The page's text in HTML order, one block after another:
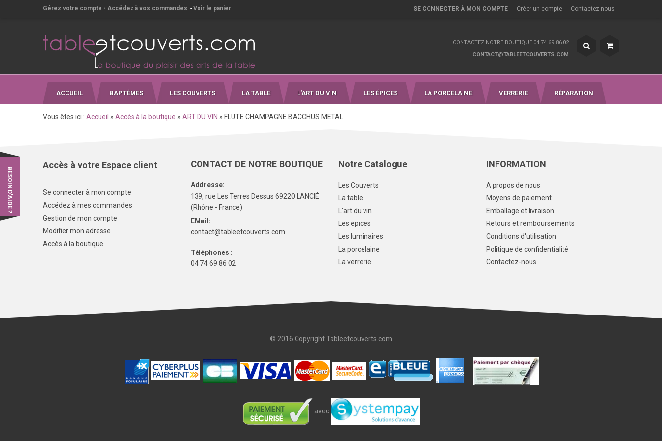
Gérez votre compte - Accédez à vos commandes - Voir le panier Contactez-nous
SE CONNECTER À MON COMPTE Créer un compte
CONTACTEZ NOTRE BOUTIQUE 04 74 69 86 02
CONTACT@TABLEETCOUVERTS.COM
ACCUEIL BAPTÈMES LES COUVERTS LA TABLE L'ART DU VIN LES ÉPICES LA PORCELAINE VERRERIE RÉPARATION
Vous êtes ici : Accueil » Accès à la boutique » ART DU VIN » FLUTE CHAMPAGNE BACCHUS METAL
Accès à votre Espace client
Se connecter à mon compte
Accédez à mes commandes
Gestion de mon compte
Modifier mon adresse
Accès à la boutique
CONTACT DE NOTRE BOUTIQUE
Addresse:
139, rue Les Terres Dessus 69220 LANCIÉ
(Rhône - France)
EMail:
contact@tableetcouverts.com
Téléphones :
04 74 69 86 02
Notre Catalogue
Les Couverts
La table
L'art du vin
Les épices
Les luminaires
La porcelaine
La verrerie
INFORMATION
A propos de nous
Moyens de paiement
Emballage et livraison
Retours et remboursements
Conditions d'utilisation
Politique de confidentialité
Contactez-nous
© 2016 Copyright Tableetcouverts.com
avec
BESOIN D'AIDE ?